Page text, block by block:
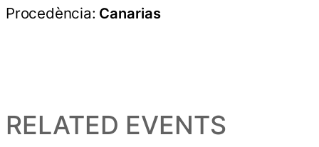
Procedència: Canarias
RELATED EVENTS